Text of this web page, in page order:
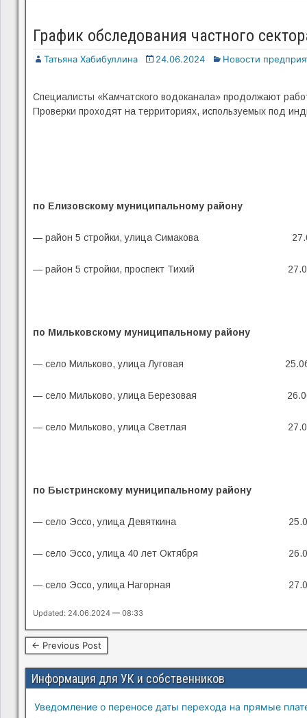
График обследования частного
Татьяна Хабибуллина 24.06.2024 Новости
Специалисты «Камчатского водоканала» продолжают
Проверки проходят на территориях, используемых под
по Елизовскому муниципальному району
— район 5 стройки, улица Симакова
— район 5 стройки, проспект Тихий
по Мильковскому муниципальному району
— село Мильково, улица Луговая
— село Мильково, улица Березовая
— село Мильково, улица Светлая
по Быстринскому муниципальному району
— село Эссо, улица Девяткина
— село Эссо, улица 40 лет Октября
— село Эссо, улица Нагорная
Updated: 24.06.2024 — 08:33
← Previous Post
Информация для УК и собственников
Уведомление о переносе даты перехода на прямые